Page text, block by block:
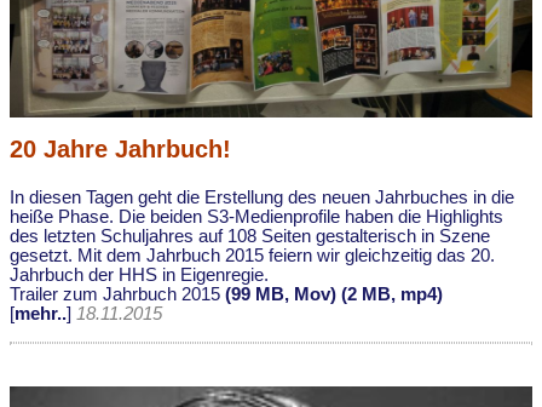
20 Jahre Jahrbuch!
In diesen Tagen geht die Erstellung des neuen Jahrbuches in die
heiße Phase. Die beiden S3-Medienprofile haben die Highlights
des letzten Schuljahres auf 108 Seiten gestalterisch in Szene
gesetzt. Mit dem Jahrbuch 2015 feiern wir gleichzeitig das 20.
Jahrbuch der HHS in Eigenregie.
Trailer zum Jahrbuch 2015 (99 MB, Mov) (2 MB, mp4)
[mehr..] 18.11.2015